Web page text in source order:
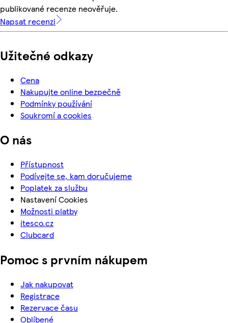
publikované recenze neověřuje.
Napsat recenzi
Užitečné odkazy
Cena
Nakupujte online bezpečně
Podmínky používání
Soukromí a cookies
O nás
Přístupnost
Podívejte se, kam doručujeme
Poplatek za službu
Nastavení Cookies
Možnosti platby
itesco.cz
Clubcard
Pomoc s prvním nákupem
Jak nakupovat
Registrace
Rezervace času
Oblíbené